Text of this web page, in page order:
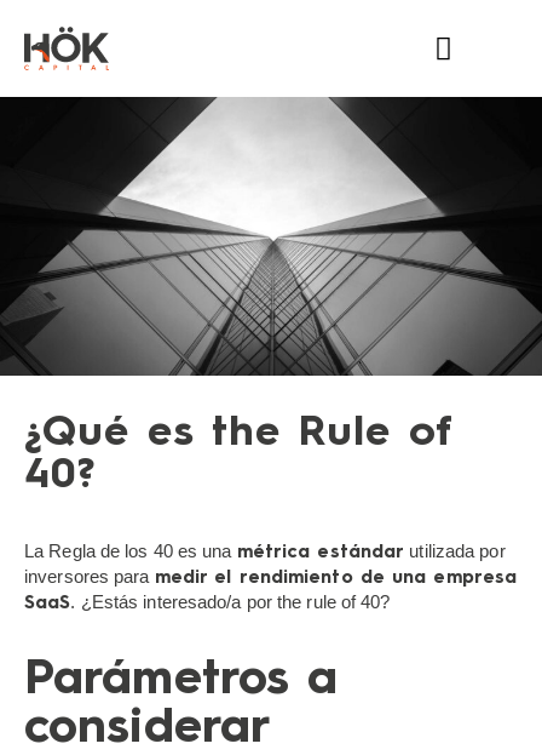
¿Qué es the Rule of
40?
La Regla de los 40 es una métrica estándar utilizada por
inversores para medir el rendimiento de una empresa
SaaS. ¿Estás interesado/a por the rule of 40?
Parámetros a
considerar